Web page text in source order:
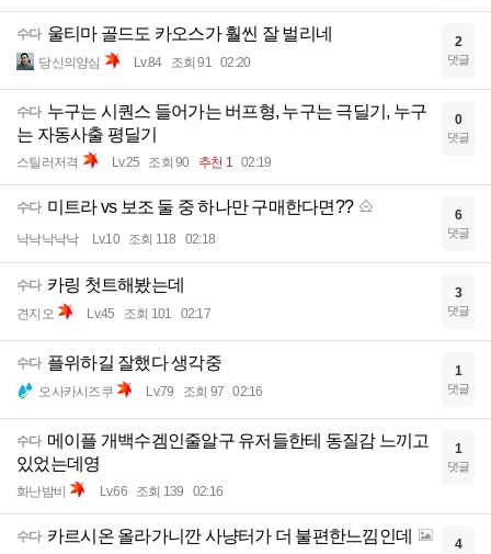
수다 울티마 골드도 카오스가 훨씬 잘 벌리네
당신의양심 Lv.84 조회 91 02:20
2
댓글
수다 누구는 시퀀스 들어가는 버프형, 누구는 극딜기, 누구
는 자동사출 평딜기
스틸러저격 Lv.25 조회 90 추천 1 02:19
0
댓글
수다 미트라 vs 보조 둘 중 하나만 구매한다면??
낙낙낙낙낙 Lv.10 조회 118 02:18
6
댓글
수다 카링 첫트해봤는데
견지오 Lv.45 조회 101 02:17
3
댓글
수다 플위하길 잘했다 생각중
오사카시즈쿠 Lv.79 조회 97 02:16
1
댓글
수다 메이플 개백수겜인줄알구 유저들한테 동질감 느끼고
있었는데영
화난밤비 Lv.66 조회 139 02:16
1
댓글
수다 카르시온 올라가니깐 사냥터가 더 불편한느낌인데 4